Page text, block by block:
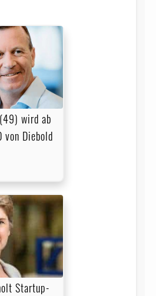
wird ab
von Diebold
Startup-